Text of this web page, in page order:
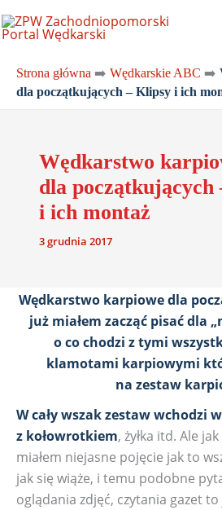
do
Strona główna ➡️ Wędkarskie ABC ➡️
dla początkujących – Klipsy i ich
Wędkarstwo
dla początkujących
i ich montaż
3 grudnia 2017
Wędkarstwo karpiowe dla
już miałem zacząć pisać dla
o co chodzi z tymi
klamotami karpiowymi
na zestaw
W cały wszak zestaw wchodzi
z kołowrotkiem, żyłka itd. Ale
miałem niejasne pojęcie jak to
jak się wiąże, i temu podobne
oglądania zdjęć, czytania gazet